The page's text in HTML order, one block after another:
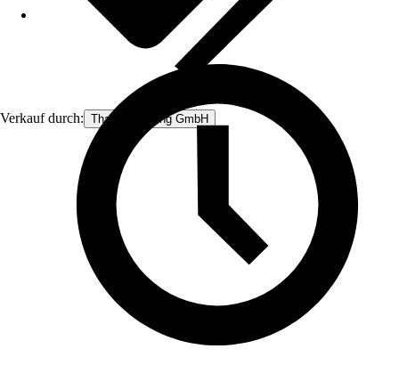
Verkauf durch: Thats Shopping GmbH